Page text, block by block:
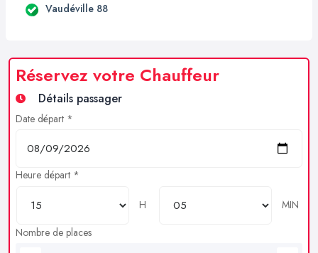
Vaudéville 88
Réservez votre Chauffeur
Détails passager
Date départ *
Heure départ *
H
MIN
Nombre de places